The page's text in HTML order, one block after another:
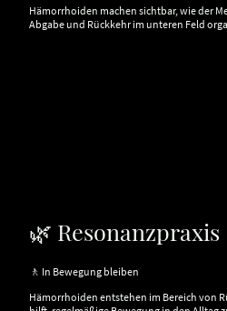
Hämorrhoiden machen sichtbar, wie der
Abgabe und Rückkehr im unteren Feld
🌿 Resonanzpraxis
🚶 In Bewegung bleiben
Hämorrhoiden entstehen im Bereich von